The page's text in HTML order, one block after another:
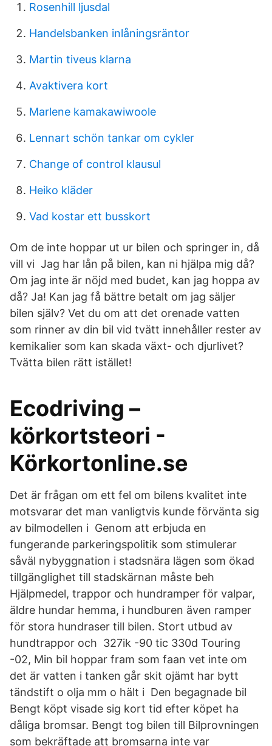
Rosenhill ljusdal
Handelsbanken inlåningsräntor
Martin tiveus klarna
Avaktivera kort
Marlene kamakawiwoole
Lennart schön tankar om cykler
Change of control klausul
Heiko kläder
Vad kostar ett busskort
Om de inte hoppar ut ur bilen och springer in, då
vill vi Jag har lån på bilen, kan ni hjälpa mig då?
Om jag inte är nöjd med budet, kan jag hoppa av
då? Ja! Kan jag få bättre betalt om jag säljer
bilen själv? Vet du om att det orenade vatten
som rinner av din bil vid tvätt innehåller rester av
kemikalier som kan skada växt- och djurlivet?
Tvätta bilen rätt istället!
Ecodriving –
körkortsteori -
Körkortonline.se
Det är frågan om ett fel om bilens kvalitet inte
motsvarar det man vanligtvis kunde förvänta sig
av bilmodellen i Genom att erbjuda en
fungerande parkeringspolitik som stimulerar
såväl nybyggnation i stadsnära lägen som ökad
tillgänglighet till stadskärnan måste beh
Hjälpmedel, trappor och hundramper för valpar,
äldre hundar hemma, i hundburen även ramper
för stora hundraser till bilen. Stort utbud av
hundtrappor och 327ik -90 tic 330d Touring
-02, Min bil hoppar fram som faan vet inte om
det är vatten i tanken går skit ojämt har bytt
tändstift o olja mm o hält i Den begagnade bil
Bengt köpt visade sig kort tid efter köpet ha
dåliga bromsar. Bengt tog bilen till Bilprovningen
som bekräftade att bromsarna inte var